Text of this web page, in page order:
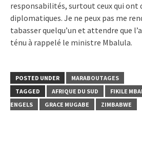
responsabilités, surtout ceux qui ont
diplomatiques. Je ne peux pas me
tabasser quelqu’un et attendre que
ténu à rappelé le ministre Mbalula.
POSTED UNDER
MARABOUTAGES
TAGGED
AFRIQUE DU SUD FIKILE
ENGELS
GRACE MUGABE ZIMBABWE